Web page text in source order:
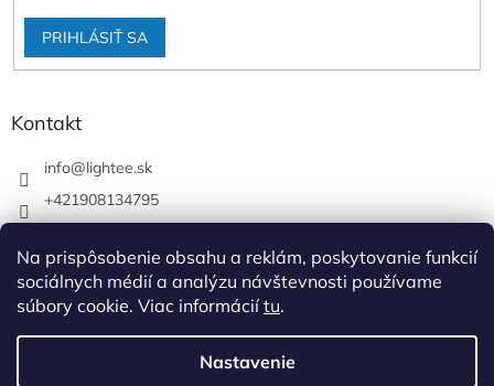
Na prispôsobenie obsahu a reklám, poskytovanie funkcií
sociálnych médií a analýzu návštevnosti používame
súbory cookie. Viac informáciítu.
Nastavenie
PRIHLÁSIŤ SA
Kontakt
info@lightee.sk
+421908134795
lightee.sk